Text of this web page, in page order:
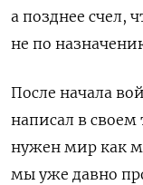
а позднее счел,
не по
После начала
написал в
нужен мир как
мы уже давно